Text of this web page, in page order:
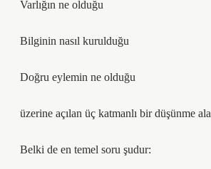
Varlığın ne olduğu
Bilginin nasıl kurulduğu
Doğru eylemin ne olduğu
üzerine açılan üç katmanlı bir düşünme
Belki de en temel soru şudur: